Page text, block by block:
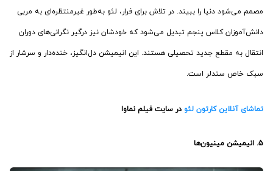
مصمم می‌شود دنیا را ببیند. در تلاش برای فرار، لئو به‌طور غیرمنتظره‌ای به مربی
دانش‌آموزان کلاس پنجم تبدیل می‌شود که خودشان نیز درگیر نگرانی‌های دوران
انتقال به مقطع جدید تحصیلی هستند. این انیمیشن دل‌انگیز، خنده‌دار و سرشار از
سبک خاص سندلر است.
تماشای آنلاین کارتون لئو در سایت فیلم نماوا
5. انیمیشن مینیون‌ها